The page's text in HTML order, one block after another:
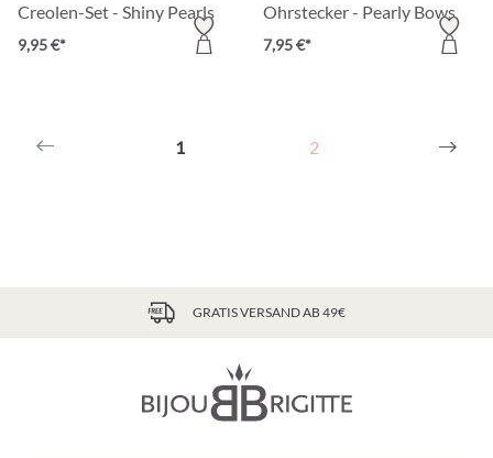
Creolen-Set - Shiny Pearls
9,95 €*
Ohrstecker - Pearly Bows
7,95 €*
1 2
GRATIS VERSAND AB 49€